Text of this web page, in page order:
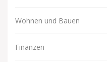
Wohnen und Bauen
Finanzen